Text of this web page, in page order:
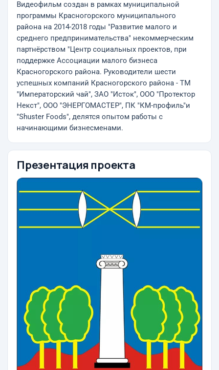
Видеофильм создан в рамках муниципальной
программы Красногорского муниципального
района на 2014-2018 годы "Развитие малого и
среднего предпринимательства" некоммерческим
партнёрством "Центр социальных проектов, при
поддержке Ассоциации малого бизнеса
Красногорского района. Руководители шести
успешных компаний Красногорского района - ТМ
"Императорский чай", ЗАО "Исток", ООО "Протектор
Некст", ООО "ЭНЕРГОМАСТЕР", ПК "КМ-профиль"и
"Shuster Foods", делятся опытом работы с
начинающими бизнесменами.
Презентация проекта